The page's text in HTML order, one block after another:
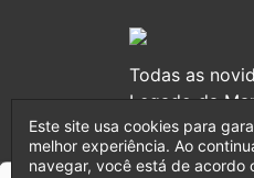
Todas as
Legado da
Este site usa cookies para
melhor experiência. Ao
navegar, você está de acordo